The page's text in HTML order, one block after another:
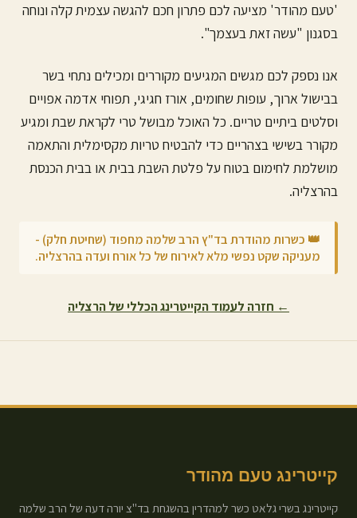
'טעם מהודר' מציעה לכם פתרון חכם להגשה עצמית קלה ונוחה
בסגנון "עשה זאת בעצמך".
אנו נספק לכם מגשים המגיעים מקוררים ומכילים נתחי בשר
בבישול ארוך, עופות שחומים, אורז חגיגי, תפוחי אדמה אפויים
וסלטים ביתיים טריים. כל האוכל מבושל טרי לקראת שבת ומגיע
מקורר בשישי בצהריים כדי להבטיח טריות מקסימלית והתאמה
מושלמת לחימום בטוח על פלטת השבת בבית או בבית הכנסת
בהרצליה.
👑 כשרות מהודרת בד"ץ הרב שלמה מחפוד (שחיטת חלק) -
מעניקה שקט נפשי מלא לאירוח של כל אורח ועדה בהרצליה.
← חזרה לעמוד הקייטרינג הכללי שלהרצליה
קייטרינג טעם מהודר
קייטרינג בשרי גלאט כשר למהדרין בהשגחת בד"צ יורה דעה של הרב שלמה